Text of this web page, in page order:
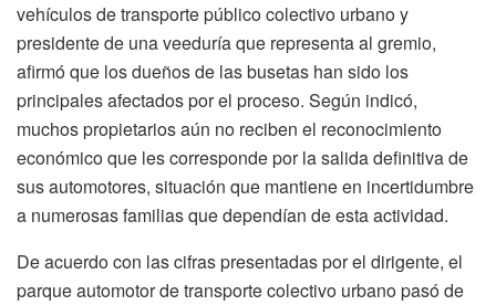
vehículos de transporte público colectivo urbano y
presidente de una veeduría que representa al gremio,
afirmó que los dueños de las busetas han sido los
principales afectados por el proceso. Según indicó,
muchos propietarios aún no reciben el reconocimiento
económico que les corresponde por la salida definitiva de
sus automotores, situación que mantiene en incertidumbre
a numerosas familias que dependían de esta actividad.
De acuerdo con las cifras presentadas por el dirigente, el
parque automotor de transporte colectivo urbano pasó de